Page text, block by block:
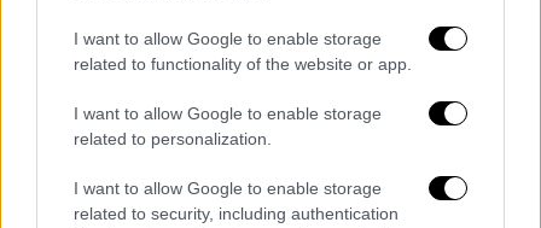
I want to allow Google to enable storage
related to functionality of the website or app.
I want to allow Google to enable storage
related to personalization.
I want to allow Google to enable storage
related to security, including authentication
Ξεφυλλίζοντας... τέσσερις ιστορίες για τη